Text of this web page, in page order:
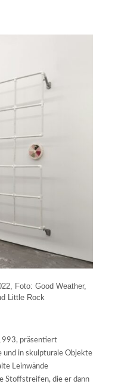
Foto: Good Weather,
Little Rock
präsentiert
und in skulpturale Objekte
Leinwände
Stoffstreifen, die er dann